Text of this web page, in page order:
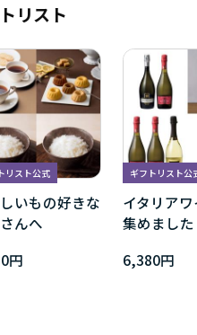
リスト
リスト公式
いもの好きな
んへ
円
ギフトリスト公
イタリア
集めました
6,380円